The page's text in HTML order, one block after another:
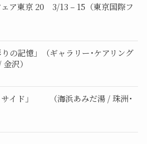
ェア東京 20 3/13 – 15（東京国際フ
りの記憶」（ギャラリー･ケアリング
沢）
サイド」 （海浜あみだ湯 / 珠洲･